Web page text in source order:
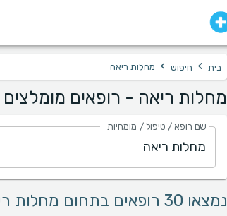
בית › חיפוש › מחלות ריאה
מחלות ריאה - רופאים מומלצים
שם רופא / טיפול / מומחיות
נמצאו 30 רופאים בתחום מחלות ריאה